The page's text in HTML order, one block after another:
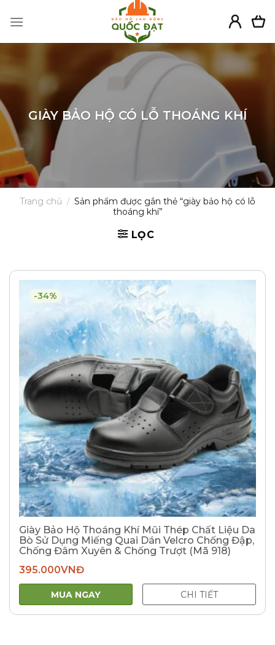
GIÀY BẢO HỘ CÓ LỖ THOÁNG KHÍ
Trang chủ / Sản phẩm được gắn thẻ “giày bảo hộ có lỗ
thoáng khí”
LỌC
-34%
Giày Bảo Hộ Thoáng Khí Mũi Thép Chất Liệu Da
Bò Sử Dụng Miếng Quai Dán Velcro Chống Đập,
Chống Đâm Xuyên & Chống Trượt (Mã 918)
395.000VNĐ
MUA NGAY CHI TIẾT